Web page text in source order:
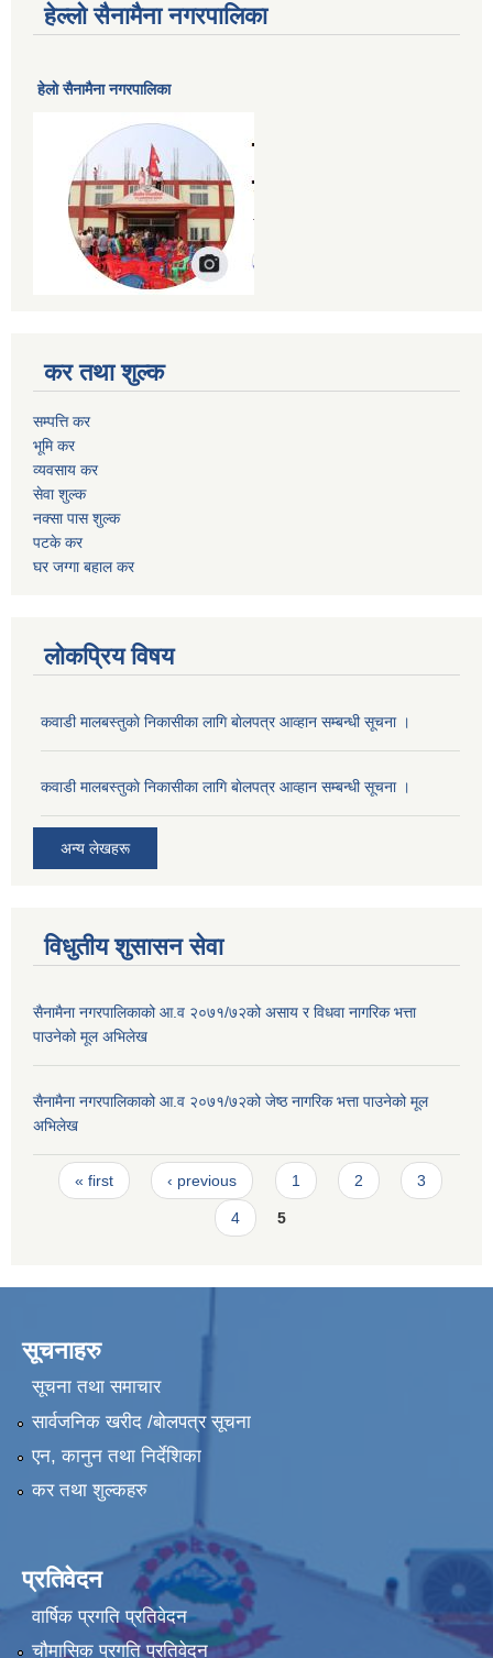
हेल्लो सैनामैना नगरपालिका
हेलाे सैनामैना नगरपालिका
कर तथा शुल्क
सम्पत्ति कर
भूमि कर
व्यवसाय कर
सेवा शुल्क
नक्सा पास शुल्क
पटके कर
घर जग्गा बहाल कर
लोकप्रिय विषय
कवाडी मालबस्तुकाे निकासीका लागि बाेलपत्र आव्हान सम्बन्धी सूचना ।
कवाडी मालबस्तुकाे निकासीका लागि बाेलपत्र आव्हान सम्बन्धी सूचना ।
अन्य लेखहरू
विधुतीय शुसासन सेवा
सैनामैना नगरपालिकाको आ.व २०७१/७२को असाय र विधवा नागरिक भत्ता
पाउनेको मूल अभिलेख
सैनामैना नगरपालिकाको आ.व २०७१/७२को जेष्ठ नागरिक भत्ता पाउनेको मूल
अभिलेख
Pages
« first ‹ previous 1 2 3
4 5
सूचनाहरु
सूचना तथा समाचार
सार्वजनिक खरीद /बोलपत्र सूचना
एन, कानुन तथा निर्देशिका
कर तथा शुल्कहरु
प्रतिवेदन
वार्षिक प्रगति प्रतिवेदन
चौमासिक प्रगति प्रतिवेदन